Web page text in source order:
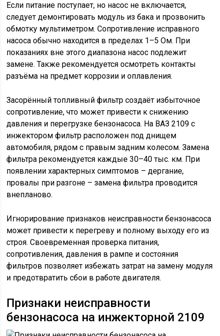
Если питание поступает, но насос не включается,
следует демонтировать модуль из бака и прозвонить
обмотку мультиметром. Сопротивление исправного
насоса обычно находится в пределах 1–5 Ом. При
показаниях вне этого диапазона насос подлежит
замене. Также рекомендуется осмотреть контакты
разъёма на предмет коррозии и оплавления.
Засорённый топливный фильтр создаёт избыточное
сопротивление, что может привести к снижению
давления и перегрузке бензонасоса. На ВАЗ 2109 с
инжектором фильтр расположен под днищем
автомобиля, рядом с правым задним колесом. Замена
фильтра рекомендуется каждые 30–40 тыс. км. При
появлении характерных симптомов – дергание,
провалы при разгоне – замена фильтра проводится
внепланово.
Игнорирование признаков неисправности бензонасоса
может привести к перегреву и полному выходу его из
строя. Своевременная проверка питания,
сопротивления, давления в рампе и состояния
фильтров позволяет избежать затрат на замену модуля
и предотвратить сбои в работе двигателя.
Признаки неисправности
бензонасоса на инжекторной 2109